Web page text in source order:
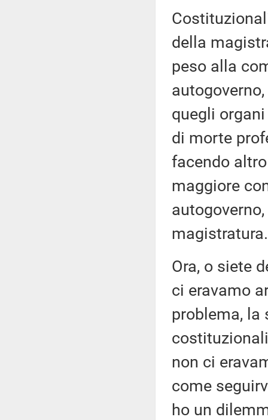
della
peso alla
quegli
di morte
facendo
maggiore
magistratura.
Ora, o siete
ci eravamo
problema, la
non ci
come
ho un